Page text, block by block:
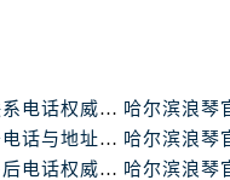
哈尔滨浪琴官方售后服务中心｜完整地址与联系电话权威信息公示（2026年6月最新）
哈尔滨浪琴官方售后服务中心｜全新官方服务电话与地址权威信息公示（2026年6月最新）
哈尔滨浪琴官方售后服务中心｜详细地址与售后电话权威信息公示（2026年6月最新）